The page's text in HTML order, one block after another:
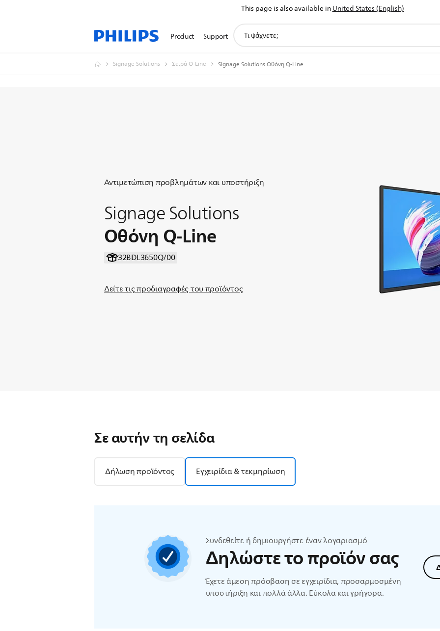
This page is also available inUnited States (English)
Product Support
search
Signage Solutions Σειρά Q-Line Signage Solutions Οθόνη Q-Line
Αντιμετώπιση προβλημάτων και υποστήριξη
Signage Solutions
Οθόνη Q-Line
32BDL3650Q/00
Δείτε τις προδιαγραφές του προϊόντος
Σε αυτήν τη σελίδα
Δήλωση προϊόντος Εγχειρίδια & τεκμηρίωση
Συνδεθείτε ή δημιουργήστε έναν λογαριασμό
Δηλώστε το προϊόν σας
Έχετε άμεση πρόσβαση σε εγχειρίδια, προσαρμοσμένη
υποστήριξη και πολλά άλλα. Εύκολα και γρήγορα.